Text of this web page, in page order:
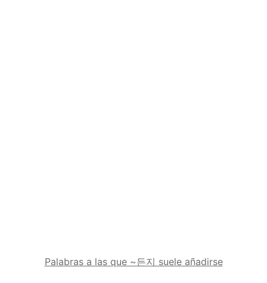
Palabras a las que ~든지 suele añadirse